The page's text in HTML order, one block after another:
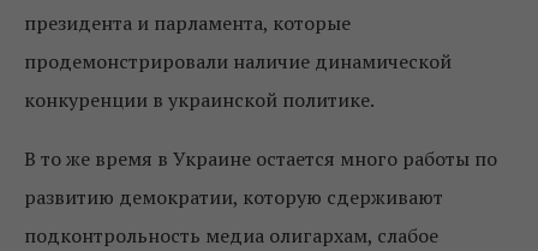
президента и парламента, которые
продемонстрировали наличие динамической
конкуренции в украинской политике.
В то же время в Украине остается много работы по
развитию демократии, которую сдерживают
подконтрольность медиа олигархам, слабое